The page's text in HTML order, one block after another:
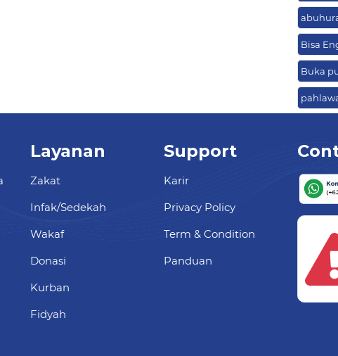
Bisa
Buka
Layanan
Zakat
Infak/Sedekah
Wakaf
Donasi
Kurban
Fidyah
Support
Karir
Privacy Policy
Term & Condition
Panduan